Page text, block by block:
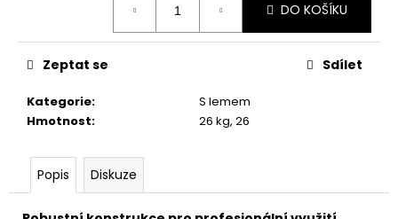
DO KOŠÍKU
Kategorie:
S lemem
Hmotnost: 26 kg, 26
Zeptat se Sdílet
Popis Diskuze